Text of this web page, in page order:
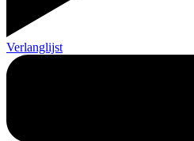
Verlanglijst